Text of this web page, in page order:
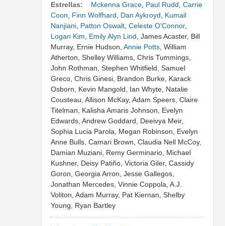
Estrellas:
Mckenna Grace Paul Rudd ,Carrie
Coon
Finn Wolfhard Dan Aykroyd
Kumail
Nanjiani Patton Oswalt ,Celeste O'Connor,
Logan Kim
Emily Alyn Lind , James Acaster, Bill
Murray, Ernie Hudson,Annie Potts , William
Atherton, Shelley Williams, Chris Tummings,
John Rothman, Stephen Whitfield, Samuel
Greco, Chris Ginesi, Brandon Burke, Karack
Osborn, Kevin Mangold, Ian Whyte, Natalie
Cousteau, Allison McKay, Adam Speers, Claire
Titelman, Kalisha Amaris Johnson, Evelyn
Edwards, Andrew Goddard, Deeivya Meir,
Sophia Lucia Parola, Megan Robinson, Evelyn
Anne Bulls, Camari Brown, Claudia Nell McCoy,
Damian Muziani, Remy Germinario, Michael
Kushner, Deisy Patiño, Victoria Giler, Cassidy
Goron, Georgia Arron, Jesse Gallegos,
Jonathan Mercedes, Vinnie Coppola, A.J.
Voliton, Adam Murray, Pat Kiernan, Shelby
Young, Ryan Bartley